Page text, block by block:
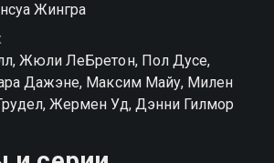
Жингра
Жюли ЛеБретон, Пол Дусе,
Дажэне, Максим Майу, Милен
Жермен Уд, Дэнни Гилмор